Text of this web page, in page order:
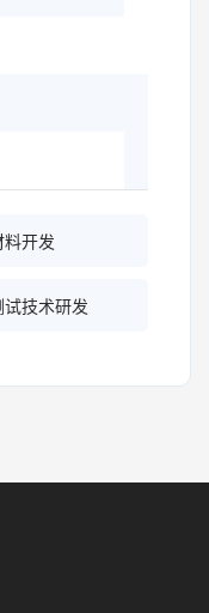
料开发
技术研发